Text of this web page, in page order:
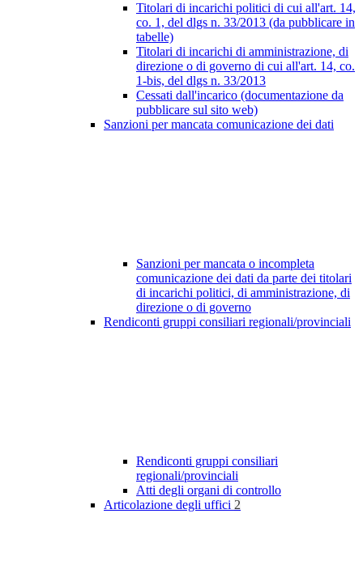
Titolari di incarichi politici di cui all'art. 14,
co. 1, del dlgs n. 33/2013 (da pubblicare in
tabelle)
Titolari di incarichi di amministrazione, di
direzione o di governo di cui all'art. 14, co.
1-bis, del dlgs n. 33/2013
Cessati dall'incarico (documentazione da
pubblicare sul sito web)
Sanzioni per mancata comunicazione dei dati
Sanzioni per mancata o incompleta
comunicazione dei dati da parte dei titolari
di incarichi politici, di amministrazione, di
direzione o di governo
Rendiconti gruppi consiliari regionali/provinciali
Rendiconti gruppi consiliari
regionali/provinciali
Atti degli organi di controllo
Articolazione degli uffici 2